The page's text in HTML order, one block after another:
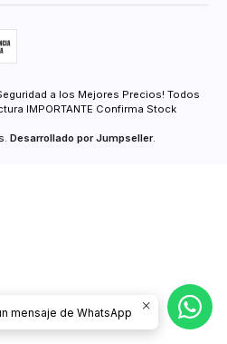
a los Mejores Precios! Todos
IMPORTANTE Confirma Stock
Desarrollado por Jumpseller.
mensaje de WhatsApp